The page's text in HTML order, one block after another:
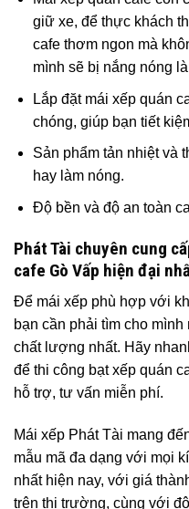
giữ xe, để thực khách
cafe thơm ngon mà
mình sẽ bị nắng nóng
Lắp đặt mái xếp quán
chóng, giúp bạn tiết
Sản phẩm tản nhiệt và
hay làm nóng.
Độ bền và độ an toàn
Phát Tài chuyên cung
cafe Gò Vấp hiện đại
Để mái xếp phù hợp với
bạn cần phải tìm cho
chất lượng nhất. Hãy
để thi công bạt xếp quán
hỗ trợ, tư vấn miễn phí.
Mái xếp Phát Tài mang
mẫu mã đa dạng với mọi
nhất hiện nay, với giá
trên thị trường, cùng với